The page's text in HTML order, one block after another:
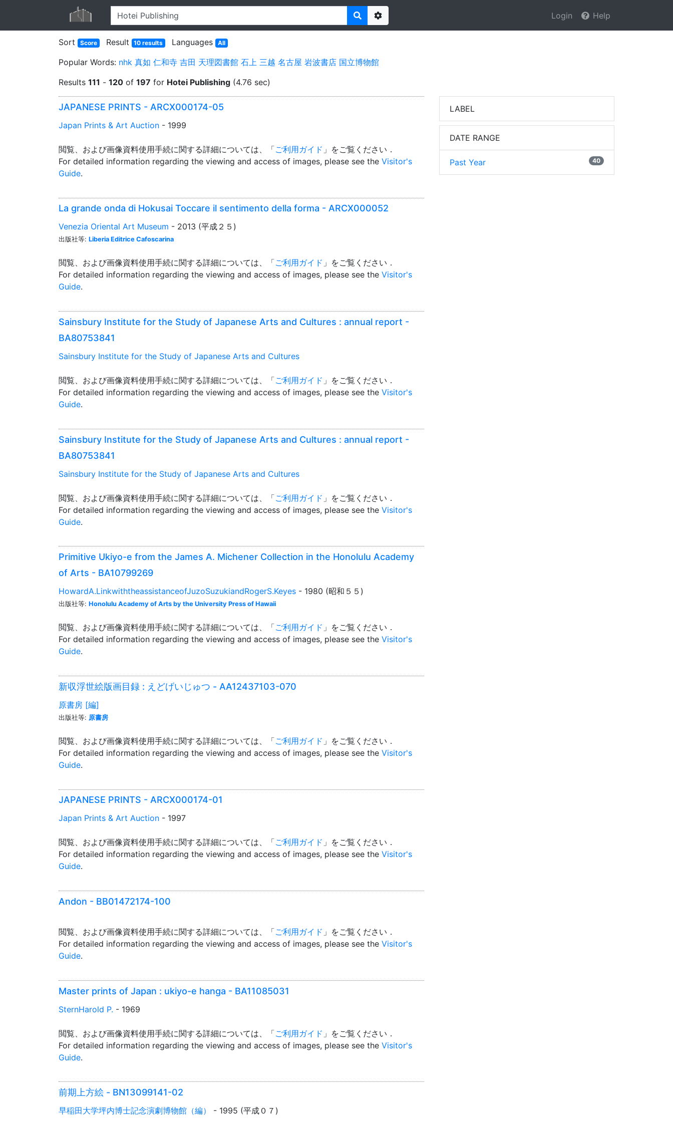
Options
Login Help
Sort Score Result 10 results Languages All
Popular Words: nhk 真如 仁和寺 吉田 天理図書館 石上 三越 名古屋 岩波書店 国立博物館
Results 111 - 120 of 197 for Hotei Publishing (4.76 sec)
JAPANESE PRINTS - ARCX000174-05
Japan Prints & Art Auction - 1999
閲覧、および画像資料使用手続に関する詳細については、「ご利用ガイド 」をご覧ください．
For detailed information regarding the viewing and access of images, please see the Visitor's
Guide.
La grande onda di Hokusai Toccare il sentimento della forma - ARCX000052
Venezia Oriental Art Museum - 2013 (平成２５)
出版社等: Liberia Editrice Cafoscarina
閲覧、および画像資料使用手続に関する詳細については、「ご利用ガイド 」をご覧ください．
For detailed information regarding the viewing and access of images, please see the Visitor's
Guide.
Sainsbury Institute for the Study of Japanese Arts and Cultures : annual report -
BA80753841
Sainsbury Institute for the Study of Japanese Arts and Cultures
閲覧、および画像資料使用手続に関する詳細については、「ご利用ガイド 」をご覧ください．
For detailed information regarding the viewing and access of images, please see the Visitor's
Guide.
Sainsbury Institute for the Study of Japanese Arts and Cultures : annual report -
BA80753841
Sainsbury Institute for the Study of Japanese Arts and Cultures
閲覧、および画像資料使用手続に関する詳細については、「ご利用ガイド 」をご覧ください．
For detailed information regarding the viewing and access of images, please see the Visitor's
Guide.
Primitive Ukiyo-e from the James A. Michener Collection in the Honolulu Academy
of Arts - BA10799269
HowardA.LinkwiththeassistanceofJuzoSuzukiandRogerS.Keyes - 1980 (昭和５５)
出版社等: Honolulu Academy of Arts by the University Press of Hawaii
閲覧、および画像資料使用手続に関する詳細については、「ご利用ガイド 」をご覧ください．
For detailed information regarding the viewing and access of images, please see the Visitor's
Guide.
新収浮世絵版画目録 : えどげいじゅつ - AA12437103-070
原書房 [編]
出版社等: 原書房
閲覧、および画像資料使用手続に関する詳細については、「ご利用ガイド 」をご覧ください．
For detailed information regarding the viewing and access of images, please see the Visitor's
Guide.
JAPANESE PRINTS - ARCX000174-01
Japan Prints & Art Auction - 1997
閲覧、および画像資料使用手続に関する詳細については、「ご利用ガイド 」をご覧ください．
For detailed information regarding the viewing and access of images, please see the Visitor's
Guide.
Andon - BB01472174-100
閲覧、および画像資料使用手続に関する詳細については、「ご利用ガイド 」をご覧ください．
For detailed information regarding the viewing and access of images, please see the Visitor's
Guide.
Master prints of Japan : ukiyo-e hanga - BA11085031
SternHarold P. - 1969
閲覧、および画像資料使用手続に関する詳細については、「ご利用ガイド 」をご覧ください．
For detailed information regarding the viewing and access of images, please see the Visitor's
Guide.
前期上方絵 - BN13099141-02
早稲田大学坪内博士記念演劇博物館（編） - 1995 (平成０７)
LABEL
DATE RANGE
Past Year 40